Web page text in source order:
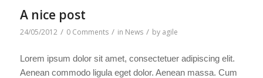
A nice post
24/05/2012 / 0 Comments / in News / by agile
Lorem ipsum dolor sit amet, consectetuer adipiscing elit.
Aenean commodo ligula eget dolor. Aenean massa. Cum